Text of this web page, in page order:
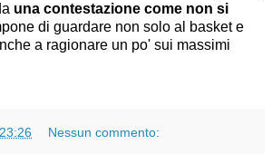
una contestazione come non si
di guardare non solo al basket e
a ragionare un po' sui massimi
23:26 Nessun commento: